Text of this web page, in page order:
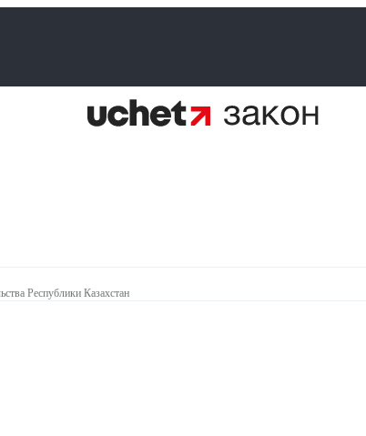
Республики Казахстан